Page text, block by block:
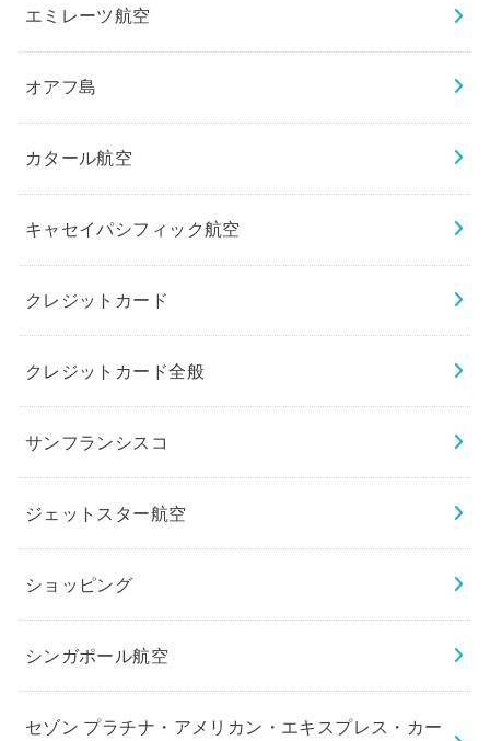
エミレーツ航空
オアフ島
カタール航空
キャセイパシフィック航空
クレジットカード
クレジットカード全般
サンフランシスコ
ジェットスター航空
ショッピング
シンガポール航空
セゾン プラチナ・アメリカン・エキスプレス・カー